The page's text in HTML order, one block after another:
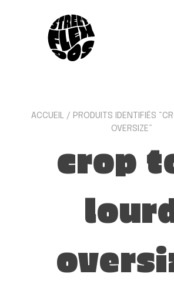
ACCUEIL / PRODUITS IDENTIFIÉS
OVERSIZE”
crop